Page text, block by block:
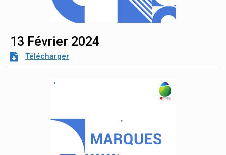
13 Février 2024
Télécharger